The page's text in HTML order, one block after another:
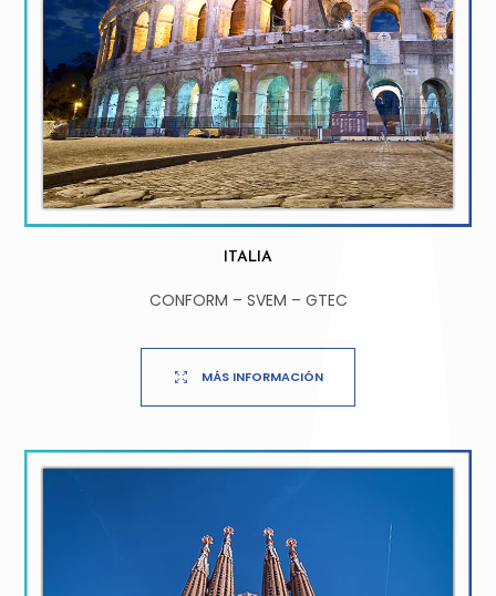
ITALIA
CONFORM – SVEM – GTEC
MÁS INFORMACIÓN